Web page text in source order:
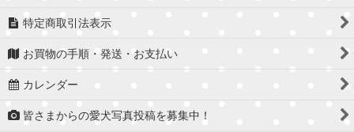
特定商取引法表示
お買物の手順・発送・お支払い
カレンダー
皆さまからの愛犬写真投稿を募集中！